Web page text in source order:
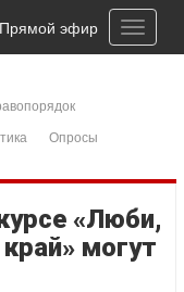
Toggle
Прямой эфир
Опросы
«Люби,
могут